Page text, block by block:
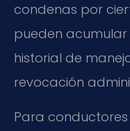
condenas por
pueden
historial de
revocación
Para